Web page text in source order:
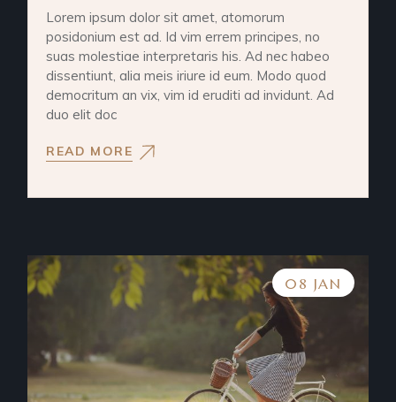
Lorem ipsum dolor sit amet, atomorum
posidonium est ad. Id vim errem principes, no
suas molestiae interpretaris his. Ad nec habeo
dissentiunt, alia meis iriure id eum. Modo quod
democritum an vix, vim id eruditi ad invidunt. Ad
duo elit doc
READ MORE
08 JAN